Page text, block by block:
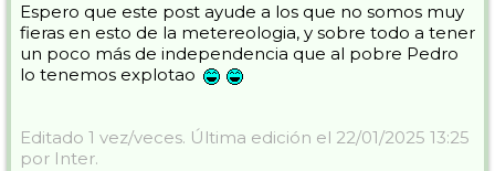
Espero que este post ayude a los que no somos muy
fieras en esto de la metereologia, y sobre todo a tener
un poco más de independencia que al pobre Pedro
lo tenemos explotao
Editado 1 vez/veces. Última edición el 22/01/2025 13:25
por Inter.